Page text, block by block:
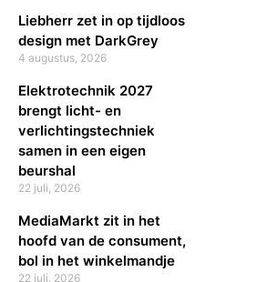
Liebherr zet in op tijdloos
design met DarkGrey
4 augustus, 2026
Elektrotechnik 2027
brengt licht- en
verlichtingstechniek
samen in een eigen
beurshal
22 juli, 2026
MediaMarkt zit in het
hoofd van de consument,
bol in het winkelmandje
22 juli, 2026